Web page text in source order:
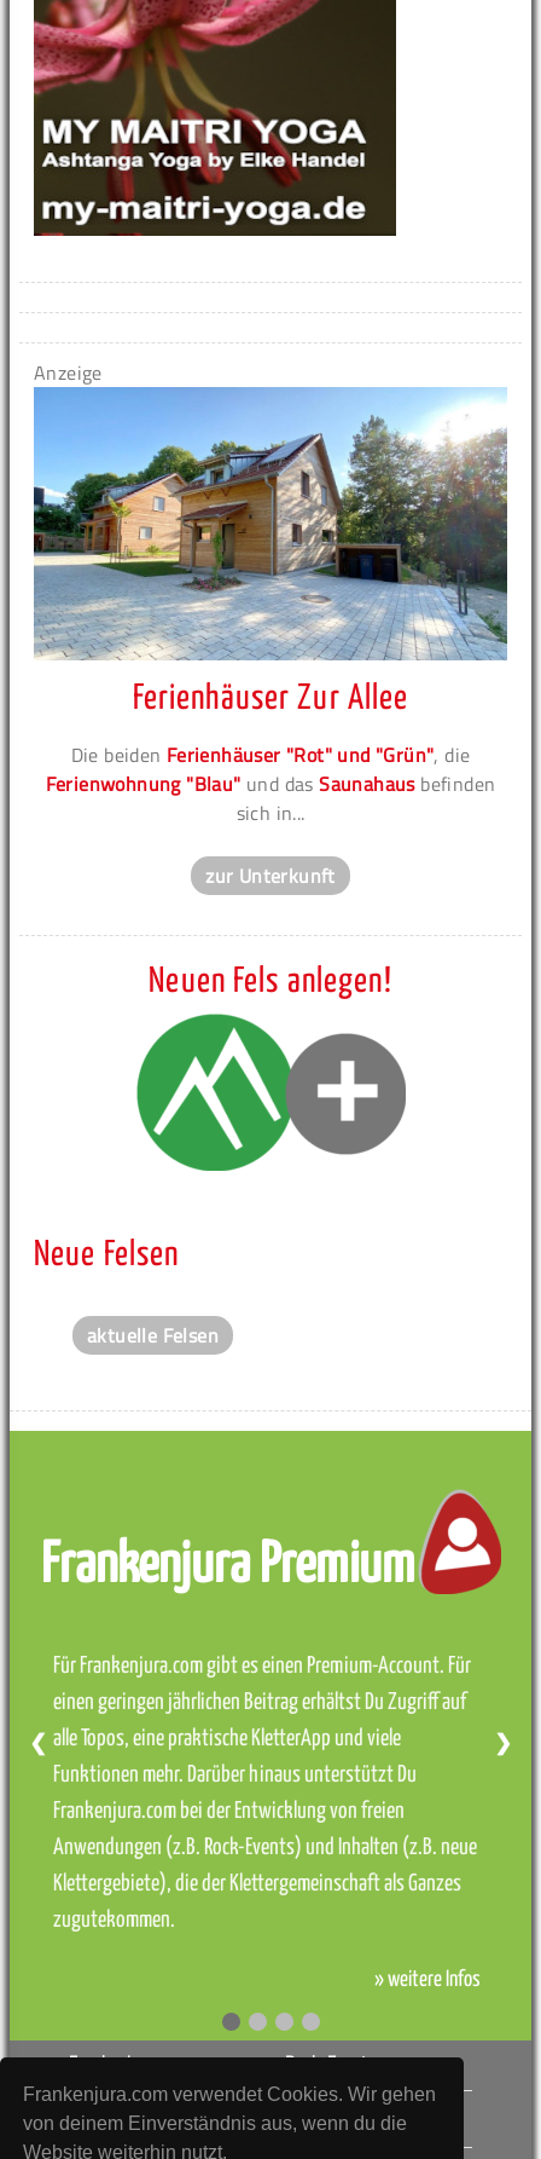
Frankenjura.com verwendet Cookies. Wir gehen
von deinem Einverständnis aus, wenn du die
Website weiterhin nutzt.
Anzeige
Ferienhäuser Zur Allee
Die beiden Ferienhäuser "Rot" und "Grün", die
Ferienwohnung "Blau" und dasSaunahausbefinden
sich in...
zur Unterkunft
Neuen Fels anlegen!
Neue Felsen
aktuelle Felsen
Frankenjura Premium
Für Frankenjura.com gibt es einen Premium-Account. Für
einen geringen jährlichen Beitrag erhältst Du Zugriff auf
alle Topos, eine praktische KletterApp und viele
Funktionen mehr. Darüber hinaus unterstützt Du
Frankenjura.com bei der Entwicklung von freien
Anwendungen (z.B. Rock-Events) und Inhalten (z.B. neue
Klettergebiete), die der Klettergemeinschaft als Ganzes
zugutekommen.
» weitere Infos
❮ ❯
Frankenjura.com
Registrieren
Rock-Events
Sperrungsliste